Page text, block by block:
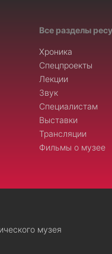
Все разделы
Хроника
Спецпроекты
Лекции
Звук
Специалистам
Выставки
Трансляции
Фильмы о музее
музея